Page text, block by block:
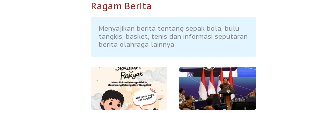
Ragam Berita
Menyajikan berita tentang sepak bola, bulu
tangkis, basket, tenis dan informasi seputaran
berita olahraga lainnya